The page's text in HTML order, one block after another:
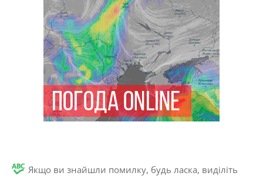
Якщо ви знайшли помилку, будь ласка, виділіть